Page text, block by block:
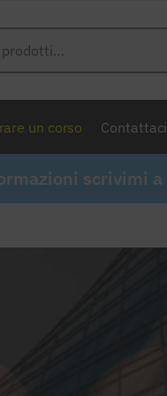
un corso Contattaci
scrivimi a